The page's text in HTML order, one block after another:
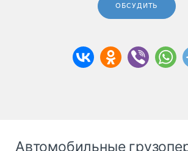
ОБСУДИТЬ
Автомобильные